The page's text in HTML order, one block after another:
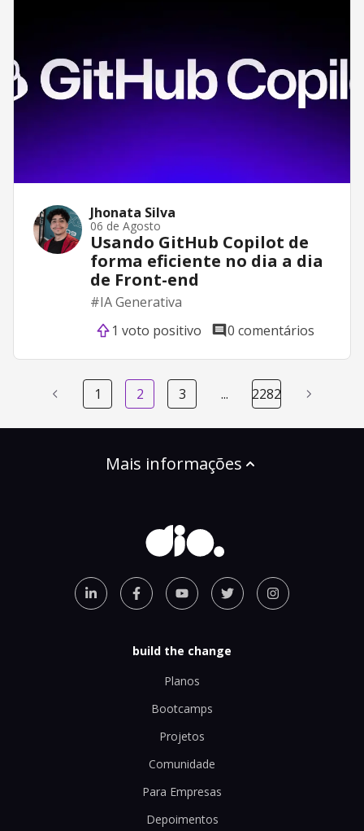
Jhonata Silva
06 de Agosto
Usando GitHub Copilot de
forma eficiente no dia a dia
de Front-end
#IA Generativa
1 voto positivo
0 comentários
1 2 3 ... 2282
Mais informações
build the change
Planos
Bootcamps
Projetos
Comunidade
Para Empresas
Depoimentos